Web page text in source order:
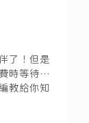
了！但是
時等待原
教給你知